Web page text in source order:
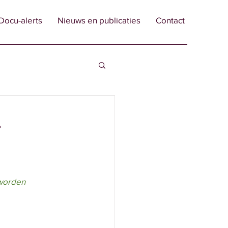
alerts Nieuws en publicaties Contact